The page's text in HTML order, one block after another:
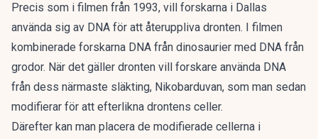
Precis som i filmen från 1993, vill forskarna i Dallas
använda sig av DNA för att återuppliva dronten. I filmen
kombinerade forskarna DNA från dinosaurier med DNA från
grodor. När det gäller dronten vill forskare använda DNA
från dess närmaste släkting, Nikobarduvan, som man sedan
modifierar för att efterlikna drontens celler.
Därefter kan man placera de modifierade cellerna i